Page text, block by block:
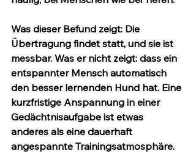
Was dieser Befund zeigt: Die
Übertragung findet statt, und sie ist
messbar. Was er nicht zeigt: dass ein
entspannter Mensch automatisch
den besser lernenden Hund hat. Eine
kurzfristige Anspannung in einer
Gedächtnisaufgabe ist etwas
anderes als eine dauerhaft
angespannte Trainingsatmosphäre.